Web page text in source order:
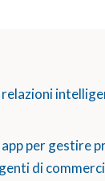
relazioni
per gestire
di